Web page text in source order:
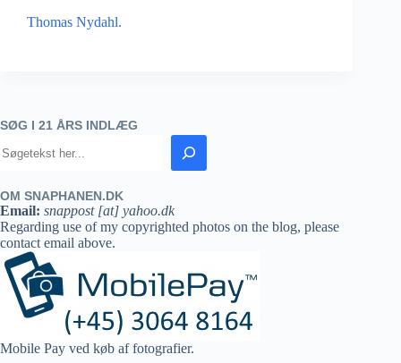
Thomas Nydahl.
SØG I 21 ÅRS INDLÆG
OM SNAPHANEN.DK
Email: snappost [at] yahoo.dk
Regarding use of my copyrighted photos on the blog, please
contact email above.
Mobile Pay ved køb af fotografier.